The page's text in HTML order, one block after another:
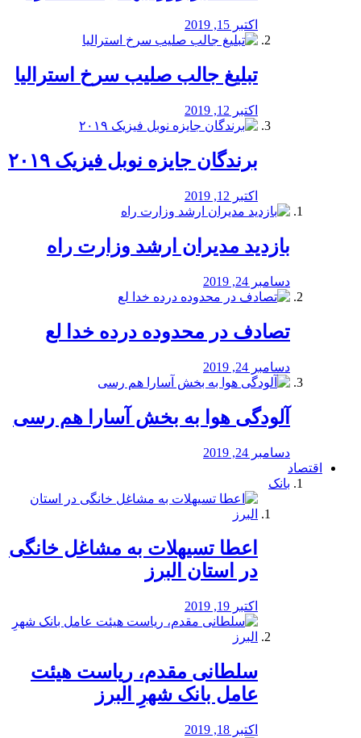
اکتبر 15, 2019
تبلیغ جالب صلیب سرخ استرالیا
اکتبر 12, 2019
برندگان جایزه نوبل فیزیک ۲۰۱۹
اکتبر 12, 2019
بازدید مدیران ارشد وزارت راه
دسامبر 24, 2019
تصادف در محدوده درده خدا لع
دسامبر 24, 2019
آلودگی هوا به بخش آسارا هم رسی
دسامبر 24, 2019
اقتصاد
بانک
️اعطا تسیهلات به مشاغل خانگی
در استان البرز
اکتبر 19, 2019
سلطانی مقدم، ریاست هیئت
عامل بانک شهرِ البرز
اکتبر 18, 2019